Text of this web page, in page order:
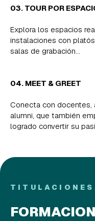
03. TOUR POR
Explora los espacios
instalaciones con
salas de grabación…
04. MEET & GREET
Conecta con docentes,
alumni, que también
logrado convertir su
TITULACIONES